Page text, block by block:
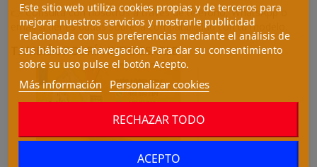
👉 Consulta con nosotros a través de teléfono, WhatsApp o
email si tienes dudas sobre la compatibilidad con tu modelo.
TAMBIÉN PODRÍA INTERESARLE
Este sitio web utiliza cookies propias y de terceros para
mejorar nuestros servicios y mostrarle publicidad
relacionada con sus preferencias mediante el análisis de
sus hábitos de navegación. Para dar su consentimiento
sobre su uso pulse el botón Acepto.
Más información Personalizar cookies
RECHAZAR TODO
ACEPTO